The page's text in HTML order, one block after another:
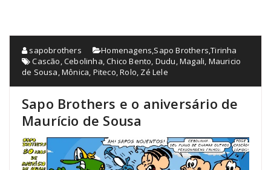
sapobrothers Homenagens,Sapo Brothers,Tirinha
Cascão,Cebolinha,Chico Bento, Dudu,Magali, Mauricio
de Sousa,Mônica, Piteco,Rolo, Zé Lele
Sapo Brothers e o aniversário de
Maurício de Sousa